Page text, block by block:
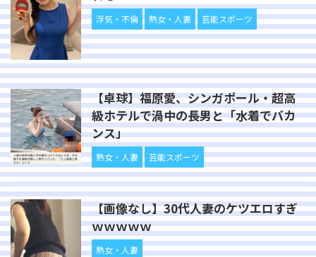
浮気・不倫 熟女・人妻 芸能スポーツ
【卓球】福原愛、シンガポール・超高
級ホテルで渦中の長男と「水着でバカ
ンス」
熟女・人妻 芸能スポーツ
【画像なし】30代人妻のケツエロすぎ
ｗｗｗｗｗ
熟女・人妻